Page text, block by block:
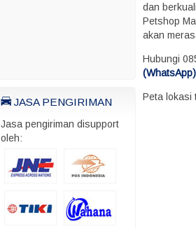
JASA PENGIRIMAN
Jasa pengiriman disupport
oleh:
dan
Petshop
akan
Hubungi
Peta lokasi